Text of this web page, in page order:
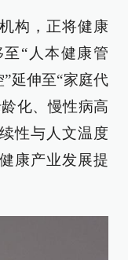
构，正将健康
“人本健康管
延伸至“家庭代
化、慢性病高
性与人文温度
康产业发展提